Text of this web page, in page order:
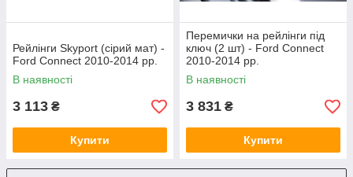
Рейлінги Skyport (сірий мат) -
Ford Connect 2010-2014 рр.
В наявності
3 113 ₴
Купити
Перемички на рейлінги під
ключ (2 шт) - Ford Connect
2010-2014 рр.
В наявності
3 831 ₴
Купити